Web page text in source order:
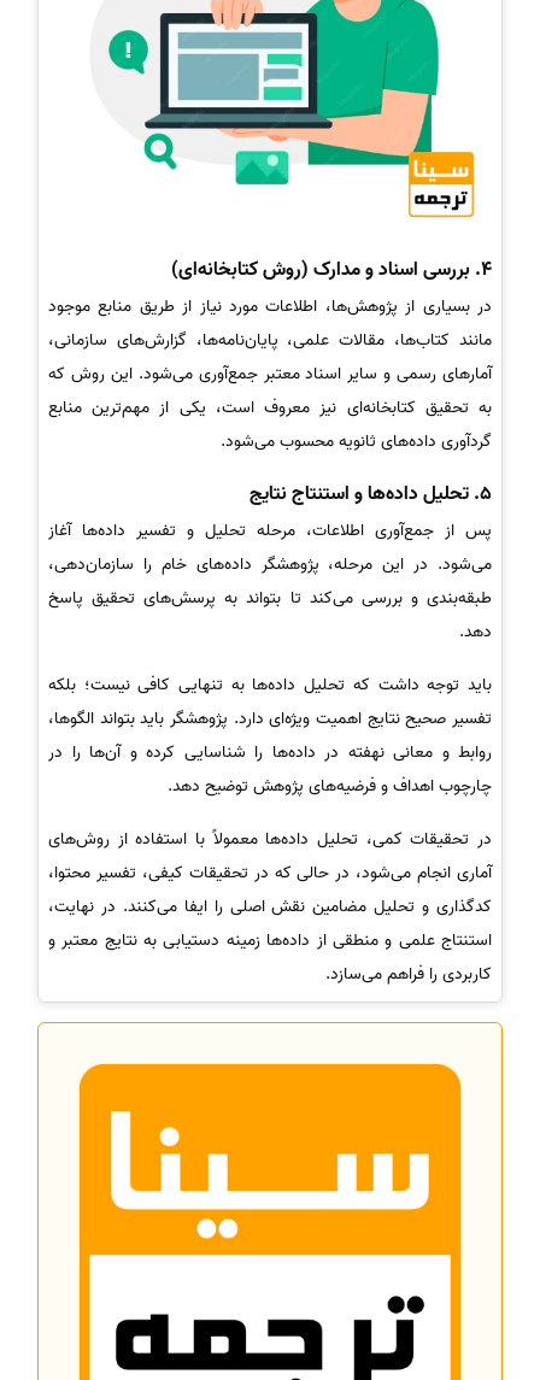
4. بررسی اسناد و مدارک (روش کتابخانه‌ای)
در بسیاری از پژوهش‌ها، اطلاعات مورد نیاز از طریق منابع موجود
مانند کتاب‌ها، مقالات علمی، پایان‌نامه‌ها، گزارش‌های سازمانی،
آمارهای رسمی و سایر اسناد معتبر جمع‌آوری می‌شود. این روش که
به تحقیق کتابخانه‌ای نیز معروف است، یکی از مهم‌ترین منابع
گردآوری داده‌های ثانویه محسوب می‌شود.
5. تحلیل داده‌ها و استنتاج نتایج
پس از جمع‌آوری اطلاعات، مرحله تحلیل و تفسیر داده‌ها آغاز
می‌شود. در این مرحله، پژوهشگر داده‌های خام را سازمان‌دهی،
طبقه‌بندی و بررسی می‌کند تا بتواند به پرسش‌های تحقیق پاسخ
دهد.
باید توجه داشت که تحلیل داده‌ها به تنهایی کافی نیست؛ بلکه
تفسیر صحیح نتایج اهمیت ویژه‌ای دارد. پژوهشگر باید بتواند الگوها،
روابط و معانی نهفته در داده‌ها را شناسایی کرده و آن‌ها را در
چارچوب اهداف و فرضیه‌های پژوهش توضیح دهد.
در تحقیقات کمی، تحلیل داده‌ها معمولاً با استفاده از روش‌های
آماری انجام می‌شود، در حالی که در تحقیقات کیفی، تفسیر محتوا،
کدگذاری و تحلیل مضامین نقش اصلی را ایفا می‌کنند. در نهایت،
استنتاج علمی و منطقی از داده‌ها زمینه دستیابی به نتایج معتبر و
کاربردی را فراهم می‌سازد.